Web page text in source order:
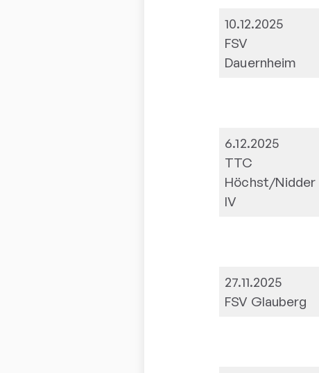
10.12.2025
FSV
Dauernheim
6.12.2025
TTC
Höchst/Nidder
IV
27.11.2025
FSV Glauberg